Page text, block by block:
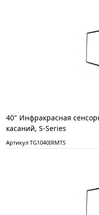
40" Инфракрасная
касаний, S-Series
Артикул TG1040IRMTS